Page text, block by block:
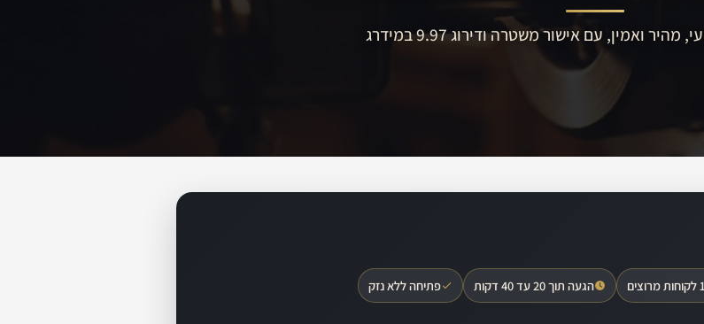
ואמין, עם אישור משטרה ודירוג 9.97 במידרג
הגעה תוך 20 עד 40 דקות פתיחה ללא נזק